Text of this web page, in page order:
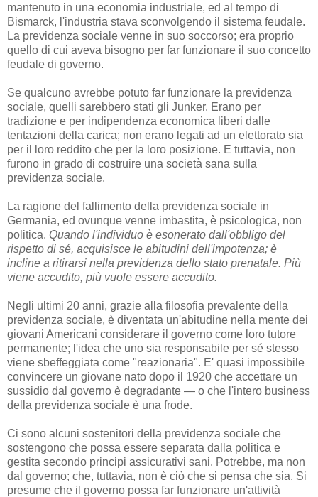
mantenuto in una economia industriale, ed al tempo di
Bismarck, l'industria stava sconvolgendo il sistema feudale.
La previdenza sociale venne in suo soccorso; era proprio
quello di cui aveva bisogno per far funzionare il suo concetto
feudale di governo.
Se qualcuno avrebbe potuto far funzionare la previdenza
sociale, quelli sarebbero stati gli Junker. Erano per
tradizione e per indipendenza economica liberi dalle
tentazioni della carica; non erano legati ad un elettorato sia
per il loro reddito che per la loro posizione. E tuttavia, non
furono in grado di costruire una società sana sulla
previdenza sociale.
La ragione del fallimento della previdenza sociale in
Germania, ed ovunque venne imbastita, è psicologica, non
politica. Quando l'individuo è esonerato dall'obbligo del
rispetto di sé, acquisisce le abitudini dell'impotenza; è
incline a ritirarsi nella previdenza dello stato prenatale. Più
viene accudito, più vuole essere accudito.
Negli ultimi 20 anni, grazie alla filosofia prevalente della
previdenza sociale, è diventata un'abitudine nella mente dei
giovani Americani considerare il governo come loro tutore
permanente; l'idea che uno sia responsabile per sé stesso
viene sbeffeggiata come "reazionaria". E' quasi impossibile
convincere un giovane nato dopo il 1920 che accettare un
sussidio dal governo è degradante — o che l'intero business
della previdenza sociale è una frode.
Ci sono alcuni sostenitori della previdenza sociale che
sostengono che possa essere separata dalla politica e
gestita secondo principi assicurativi sani. Potrebbe, ma non
dal governo; che, tuttavia, non è ciò che si pensa che sia. Si
presume che il governo possa far funzionare un'attività